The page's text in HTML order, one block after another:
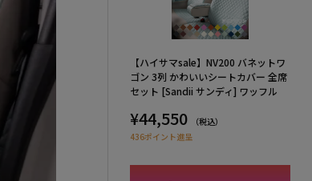
【ハイサマsale】NV200 バネットワ
ゴン 3列 かわいいシートカバー 全席
セット [Sandii サンディ] ワッフル
¥44,550
（税込）
436ポイント進呈